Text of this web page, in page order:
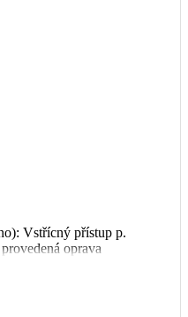
Vstřícný přístup p.
oprava